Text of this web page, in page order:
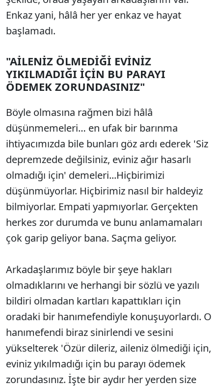
Enkaz yani, hâlâ her yer enkaz ve hayat
başlamadı.
"AİLENİZ ÖLMEDİĞİ EVİNİZ
YIKILMADIĞI İÇİN BU PARAYI
ÖDEMEK ZORUNDASINIZ"
Böyle olmasına rağmen bizi hâlâ
düşünmemeleri… en ufak bir barınma
ihtiyacımızda bile bunları göz ardı ederek 'Siz
depremzede değilsiniz, eviniz ağır hasarlı
olmadığı için' demeleri...Hiçbirimizi
düşünmüyorlar. Hiçbirimiz nasıl bir haldeyiz
bilmiyorlar. Empati yapmıyorlar. Gerçekten
herkes zor durumda ve bunu anlamamaları
çok garip geliyor bana. Saçma geliyor.
Arkadaşlarımız böyle bir şeye hakları
olmadıklarını ve herhangi bir sözlü ve yazılı
bildiri olmadan kartları kapattıkları için
oradaki bir hanımefendiyle konuşuyorlardı. O
hanımefendi biraz sinirlendi ve sesini
yükselterek 'Özür dileriz, aileniz ölmediği için,
eviniz yıkılmadığı için bu parayı ödemek
zorundasınız. İşte bir aydır her yerden size